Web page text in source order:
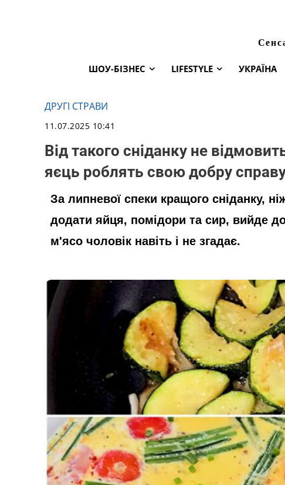
ШОУ-БІЗНЕС LIFESTYLE УКРАЇНА
ДРУГІ СТРАВИ
11.07.2025 10:41
Від такого сніданку не
яєць роблять свою добру
За липневої спеки кращого сніданку,
додати яйця, помідори та сир, вийде
м'ясо чоловік навіть і не згадає.